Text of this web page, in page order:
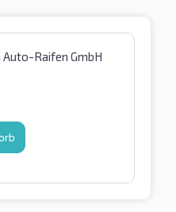
Auto-Raifen GmbH